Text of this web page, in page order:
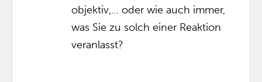
objektiv,… oder wie auch immer,
was Sie zu solch einer Reaktion
veranlasst?